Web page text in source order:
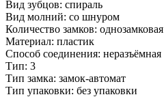
Вид зубцов: спираль
Вид молний: со шнуром
Количество замков: однозамковая
Материал: пластик
Способ соединения: неразъёмная
Тип: 3
Тип замка: замок-автомат
Тип упаковки: без упаковки